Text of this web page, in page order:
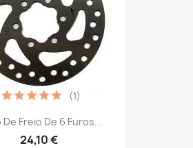
De Freio De 6 Furos...
24,10 €
(1)